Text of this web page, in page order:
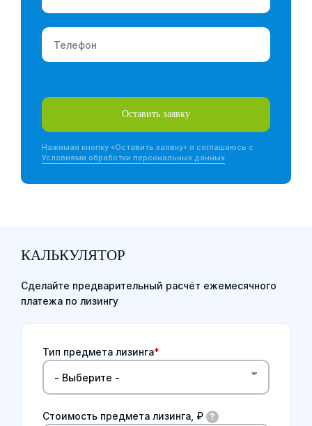
Телефон
Оставить заявку
Нажимая кнопку «Оставить заявку» я соглашаюсь с
Условиями обработки персональных данных
КАЛЬКУЛЯТОР
Сделайте предварительный расчёт ежемесячного
платежа по лизингу
Тип предмета лизинга*
Стоимость предмета лизинга, ₽ ?